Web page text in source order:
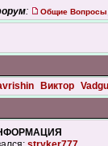
: Общие Вопросы
Виктор